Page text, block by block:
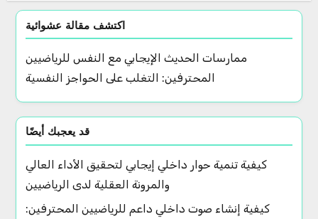
اكتشف مقالة عشوائية
ممارسات الحديث الإيجابي مع النفس للرياضيين
المحترفين: التغلب على الحواجز النفسية
قد يعجبك أيضًا
كيفية تنمية حوار داخلي إيجابي لتحقيق الأداء العالي
والمرونة العقلية لدى الرياضيين
كيفية إنشاء صوت داخلي داعم للرياضيين المحترفين: